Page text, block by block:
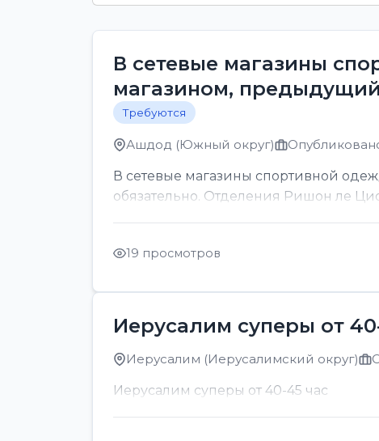
В сетевые магазины
магазином,
Требуются
Ашдод (Южный округ)
В сетевые магазины спортивной
обязательно. Отделения Ришон ле
19 просмотров
Иерусалим суперы от
Иерусалим (Иерусалимский округ)
Иерусалим суперы от 40-45 час